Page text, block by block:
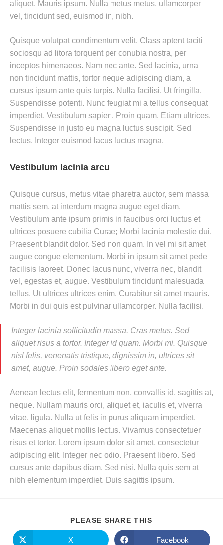
aliquet. Mauris ipsum. Nulla metus metus, ullamcorper
vel, tincidunt sed, euismod in, nibh.
Quisque volutpat condimentum velit. Class aptent taciti
sociosqu ad litora torquent per conubia nostra, per
inceptos himenaeos. Nam nec ante. Sed lacinia, urna
non tincidunt mattis, tortor neque adipiscing diam, a
cursus ipsum ante quis turpis. Nulla facilisi. Ut fringilla.
Suspendisse potenti. Nunc feugiat mi a tellus consequat
imperdiet. Vestibulum sapien. Proin quam. Etiam ultrices.
Suspendisse in justo eu magna luctus suscipit. Sed
lectus. Integer euismod lacus luctus magna.
Vestibulum lacinia arcu
Quisque cursus, metus vitae pharetra auctor, sem massa
mattis sem, at interdum magna augue eget diam.
Vestibulum ante ipsum primis in faucibus orci luctus et
ultrices posuere cubilia Curae; Morbi lacinia molestie dui.
Praesent blandit dolor. Sed non quam. In vel mi sit amet
augue congue elementum. Morbi in ipsum sit amet pede
facilisis laoreet. Donec lacus nunc, viverra nec, blandit
vel, egestas et, augue. Vestibulum tincidunt malesuada
tellus. Ut ultrices ultrices enim. Curabitur sit amet mauris.
Morbi in dui quis est pulvinar ullamcorper. Nulla facilisi.
Integer lacinia sollicitudin massa. Cras metus. Sed
aliquet risus a tortor. Integer id quam. Morbi mi. Quisque
nisl felis, venenatis tristique, dignissim in, ultrices sit
amet, augue. Proin sodales libero eget ante.
Aenean lectus elit, fermentum non, convallis id, sagittis at,
neque. Nullam mauris orci, aliquet et, iaculis et, viverra
vitae, ligula. Nulla ut felis in purus aliquam imperdiet.
Maecenas aliquet mollis lectus. Vivamus consectetuer
risus et tortor. Lorem ipsum dolor sit amet, consectetur
adipiscing elit. Integer nec odio. Praesent libero. Sed
cursus ante dapibus diam. Sed nisi. Nulla quis sem at
nibh elementum imperdiet. Duis sagittis ipsum.
PLEASE SHARE THIS
X Facebook